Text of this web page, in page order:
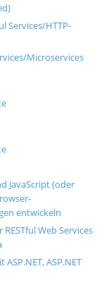
Services/HTTP-
Microservices
JavaScript (oder
entwickeln
RESTful Web Services
ASP.NET